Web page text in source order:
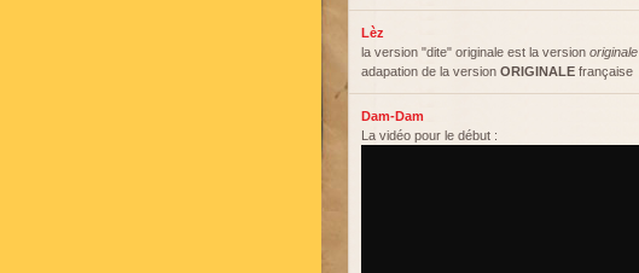
Lèz
la version "dite" originale est la version originale
adapation de la version ORIGINALE française
Dam-Dam
La vidéo pour le début :